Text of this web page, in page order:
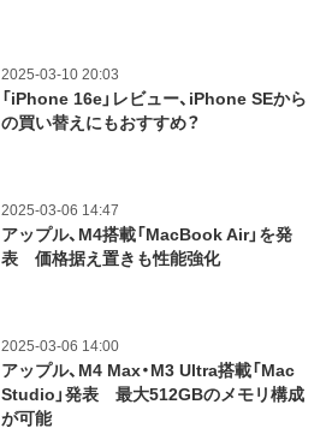
2025-03-10 20:03
「iPhone 16e」レビュー、iPhone SEから
の買い替えにもおすすめ？
2025-03-06 14:47
アップル、M4搭載「MacBook Air」を発
表 価格据え置きも性能強化
2025-03-06 14:00
アップル、M4 Max・M3 Ultra搭載「Mac
Studio」発表 最大512GBのメモリ構成
が可能